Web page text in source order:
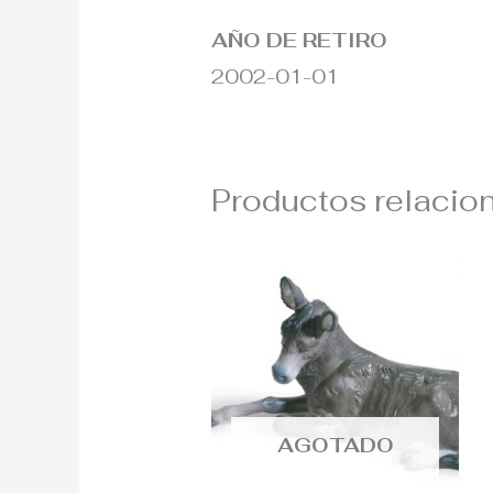
AÑO DE RETIRO
2002-01-01
Productos
AGOTADO